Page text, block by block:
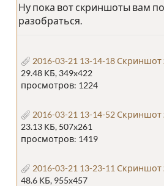
Ну пока вот скриншоты вам
разобраться.
2016-03-21 13-14-18 Скриншот
29.48 КБ, 349x422
просмотров: 1224
2016-03-21 13-14-52 Скриншот
23.13 КБ, 507x261
просмотров: 1419
2016-03-21 13-23-11 Скриншот
48.6 КБ, 955x457